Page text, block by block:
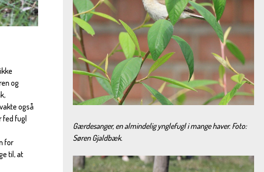
og
også
fed fugl
for
til, at
Gærdesanger, en almindelig ynglefugl i mange haver. Foto:
Søren Gjaldbæk.